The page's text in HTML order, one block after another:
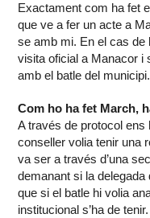
Exactament com ha fet
que ve a fer un acte a
se amb mi. En el cas de
visita oficial a Manacor i
amb el batle del municipi.
Com ho ha fet March,
A través de protocol ens
conseller volia tenir una
va ser a través d’una
demanant si la delegada
que si el batle hi volia
institucional s’ha de